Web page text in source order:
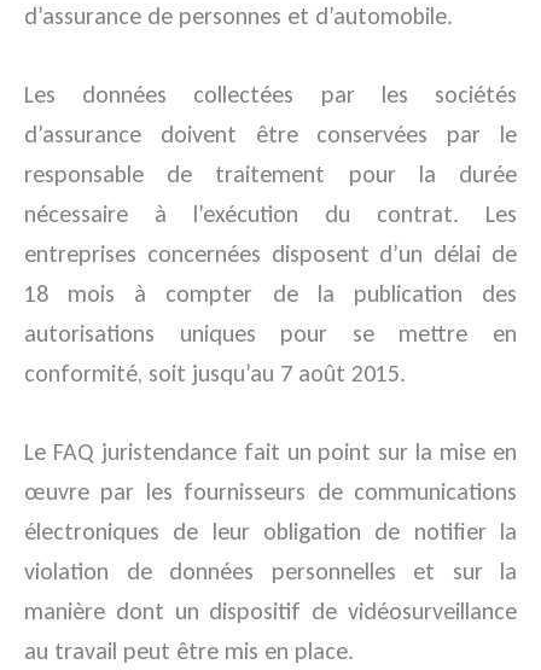
d’assurance de personnes et d’automobile.
Les données collectées par les sociétés
d’assurance doivent être conservées par le
responsable de traitement pour la durée
nécessaire à l’exécution du contrat. Les
entreprises concernées disposent d’un délai de
18 mois à compter de la publication des
autorisations uniques pour se mettre en
conformité, soit jusqu’au 7 août 2015.
Le FAQ juristendance fait un point sur la mise en
œuvre par les fournisseurs de communications
électroniques de leur obligation de notifier la
violation de données personnelles et sur la
manière dont un dispositif de vidéosurveillance
au travail peut être mis en place.